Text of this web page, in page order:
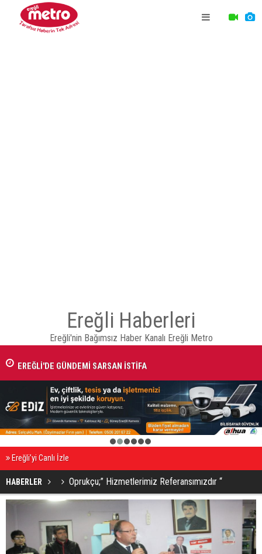
Ereğli Haberleri
Ereğli'nin Bağımsız Haber Kanalı Ereğli Metro
EREĞLİ'DE GÜNDEMİ SARSAN İSTİFA
2 3 4 5 6
Ereğli’yi Canlı İzle
HABERLER Oprukçu;” Hizmetlerimiz Referansımızdır “